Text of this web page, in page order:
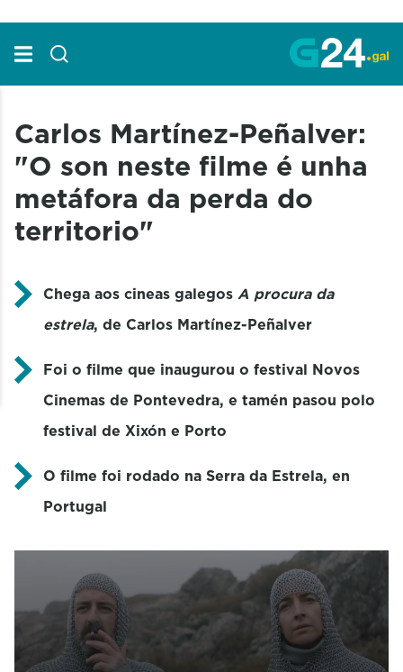
Carlos Martínez-Peñalver:
"O son neste filme é unha
metáfora da perda do
territorio"
Chega aos cineas galegos A procura da
estrela, de Carlos Martínez-Peñalver
Foi o filme que inaugurou o festival Novos
Cinemas de Pontevedra, e tamén pasou polo
festival de Xixón e Porto
O filme foi rodado na Serra da Estrela, en
Portugal